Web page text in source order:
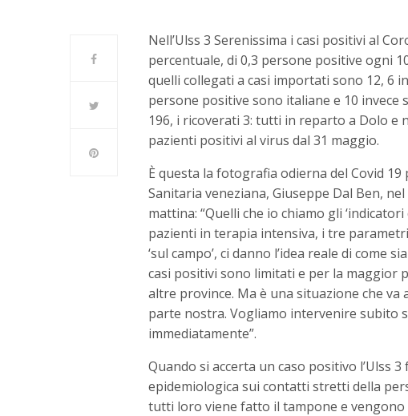
Nell’Ulss 3 Serenissima i casi positivi al
percentuale, di 0,3 persone positive ogni
quelli collegati a casi importati sono 12, 6
persone positive sono italiane e 10
196, i ricoverati 3: tutti in reparto a Dolo e
pazienti positivi al virus dal 31 maggio.
È questa la fotografia odierna del Covid
Sanitaria veneziana, Giuseppe Dal Ben,
mattina: “Quelli che io chiamo gli
pazienti in terapia intensiva, i tre
‘sul campo’, ci danno l’idea reale di come
casi positivi sono limitati e per la maggior
altre province. Ma è una situazione che
parte nostra. Vogliamo intervenire subito
immediatamente”.
Quando si accerta un caso positivo l’Ulss
epidemiologica sui contatti stretti della
tutti loro viene fatto il tampone e